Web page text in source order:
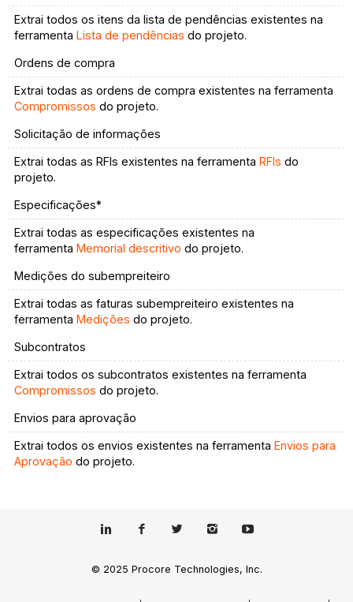
Extrai todos os itens da lista de pendências existentes na
ferramenta Lista de pendências do projeto.
Ordens de compra
Extrai todas as ordens de compra existentes na ferramenta
Compromissos do projeto.
Solicitação de informações
Extrai todas as RFIs existentes na ferramenta RFIs do
projeto.
Especificações*
Extrai todas as especificações existentes na
ferramenta Memorial descritivo do projeto.
Medições do subempreiteiro
Extrai todas as faturas subempreiteiro existentes na
ferramenta Medições do projeto.
Subcontratos
Extrai todos os subcontratos existentes na ferramenta
Compromissos do projeto.
Envios para aprovação
Extrai todos os envios existentes na ferramenta Envios para
Aprovação do projeto.
© 2025 Procore Technologies, Inc.